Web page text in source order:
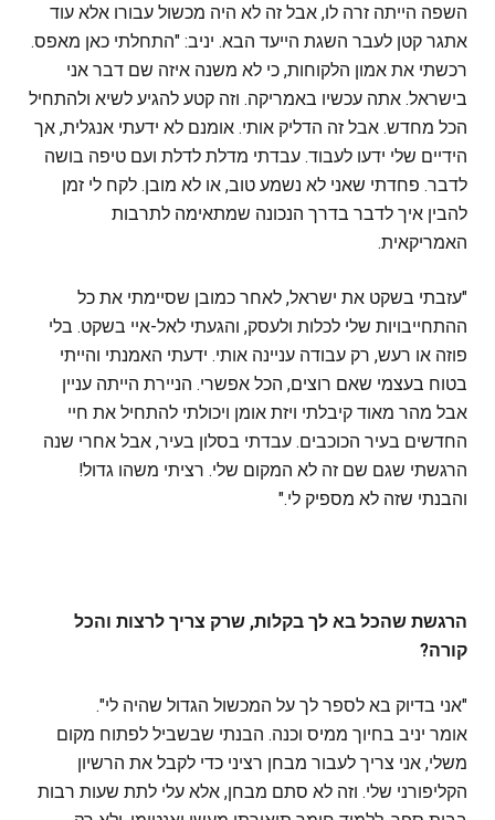
השפה הייתה זרה לו, אבל זה לא היה מכשול עבורו אלא עוד
אתגר קטן לעבר השגת הייעד הבא. יניב: "התחלתי כאן מאפס.
רכשתי את אמון הלקוחות, כי לא משנה איזה שם דבר אני
בישראל. אתה עכשיו באמריקה. וזה קטע להגיע לשיא ולהתחיל
הכל מחדש. אבל זה הדליק אותי. אומנם לא ידעתי אנגלית, אך
הידיים שלי ידעו לעבוד. עבדתי מדלת לדלת ועם טיפה בושה
לדבר. פחדתי שאני לא נשמע טוב, או לא מובן. לקח לי זמן
להבין איך לדבר בדרך הנכונה שמתאימה לתרבות
האמריקאית.
"עזבתי בשקט את ישראל, לאחר כמובן שסיימתי את כל
ההתחייבויות שלי לכלות ולעסק, והגעתי לאל-איי בשקט. בלי
פוזה או רעש, רק עבודה עניינה אותי. ידעתי האמנתי והייתי
בטוח בעצמי שאם רוצים, הכל אפשרי. הניירת הייתה עניין
אבל מהר מאוד קיבלתי ויזת אומן ויכולתי להתחיל את חיי
החדשים בעיר הכוכבים. עבדתי בסלון בעיר, אבל אחרי שנה
הרגשתי שגם שם זה לא המקום שלי. רציתי משהו גדול!
והבנתי שזה לא מספיק לי."
הרגשת שהכל בא לך בקלות, שרק צריך לרצות והכל
קורה?
"אני בדיוק בא לספר לך על המכשול הגדול שהיה לי".
אומר יניב בחיוך ממיס וכנה. הבנתי שבשביל לפתוח מקום
משלי, אני צריך לעבור מבחן רציני כדי לקבל את הרשיון
הקליפורני שלי. וזה לא סתם מבחן, אלא עלי לתת שעות רבות